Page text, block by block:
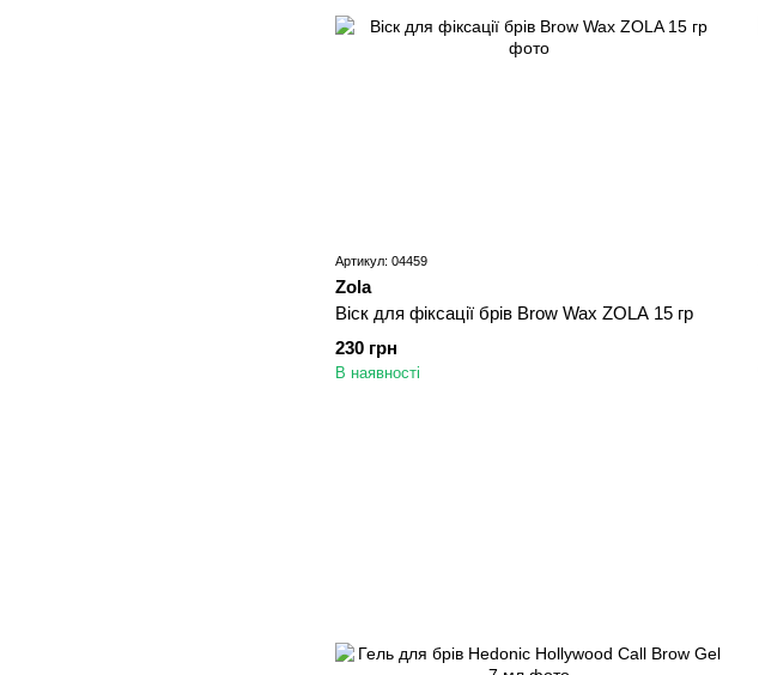
Артикул: 04459
Zola
Віск для фіксації брів Brow Wax ZOLA 15 гр
230 грн
В наявності